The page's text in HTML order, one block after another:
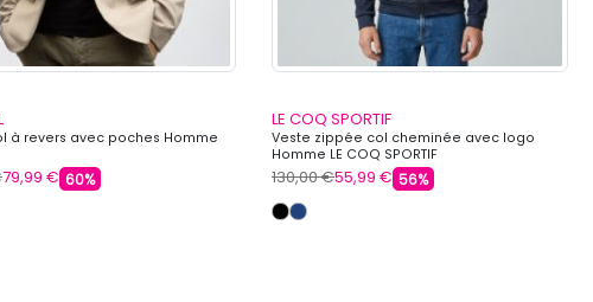
à revers avec poches Homme
79,99 € 60%
LE COQ SPORTIF
Veste zippée col cheminée avec logo
Homme LE COQ SPORTIF
130,00 €55,99 € 56%